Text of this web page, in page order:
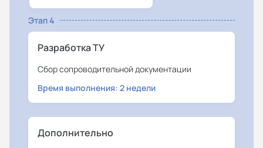
Этап 4
Разработка ТУ
Сбор сопроводительной документации
Время выполнения: 2 недели
Дополнительно